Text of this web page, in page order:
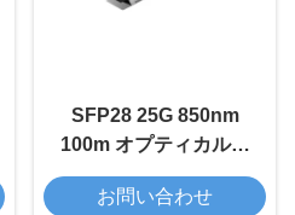
SFP28 25G 850nm
100m オプティカルト
ランシーバーモジュー
ル
お問い合わせ